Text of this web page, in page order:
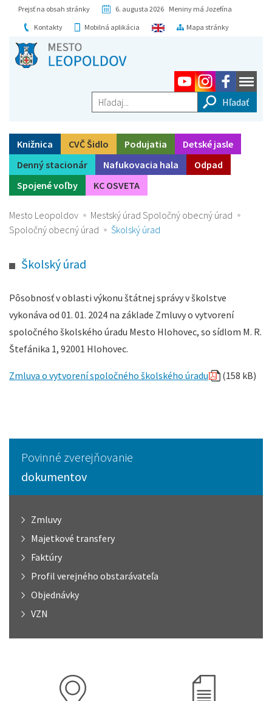
Prejsť na obsah stránky
6. augusta 2026 Meniny má Jozefína
Kontakty
Mobilná aplikácia Mapa stránky
Hľadaj...
Knižnica CVČ Šidlo Podujatia
Detské jasle
Denný stacionár
Nafukovacia hala
Odpad
Spojené voľby
KC OSVETA
Mesto Leopoldov
Mestský úrad Spoločný obecný úrad
Spoločný obecný úrad
Školský úrad
Školský úrad
Pôsobnosť v oblasti výkonu štátnej správy v školstve
vykonáva od 01. 01. 2024 na základe Zmluvy o vytvorení
spoločného školského úradu Mesto Hlohovec, so sídlom M. R.
Štefánika 1, 92001 Hlohovec.
Zmluva o vytvorení spoločného školského úradu (158 kB)
Povinné zverejňovanie
dokumentov
Zmluvy
Majetkové transfery
Faktúry
Profil verejného obstarávateľa
Objednávky
VZN